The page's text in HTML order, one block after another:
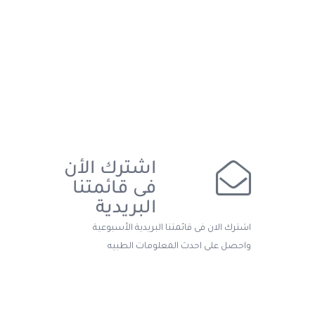
اشترك الأن
فى قائمتنا
البريدية
اشترك الان فى قائمتنا البريدية الأسبوعية
واحصل على احدث المعلومات الطبيه